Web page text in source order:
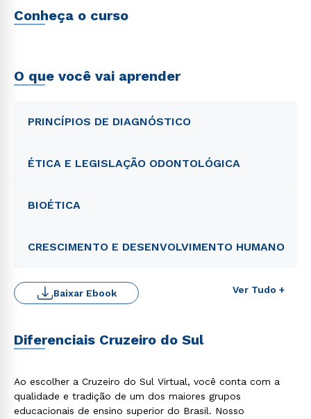
Conheça o curso
O que você vai aprender
PRINCÍPIOS DE DIAGNÓSTICO
ÉTICA E LEGISLAÇÃO ODONTOLÓGICA
BIOÉTICA
CRESCIMENTO E DESENVOLVIMENTO HUMANO
Ver Tudo +
Baixar Ebook
Diferenciais Cruzeiro do Sul
Ao escolher a Cruzeiro do Sul Virtual, você conta com a
qualidade e tradição de um dos maiores grupos
educacionais de ensino superior do Brasil. Nosso